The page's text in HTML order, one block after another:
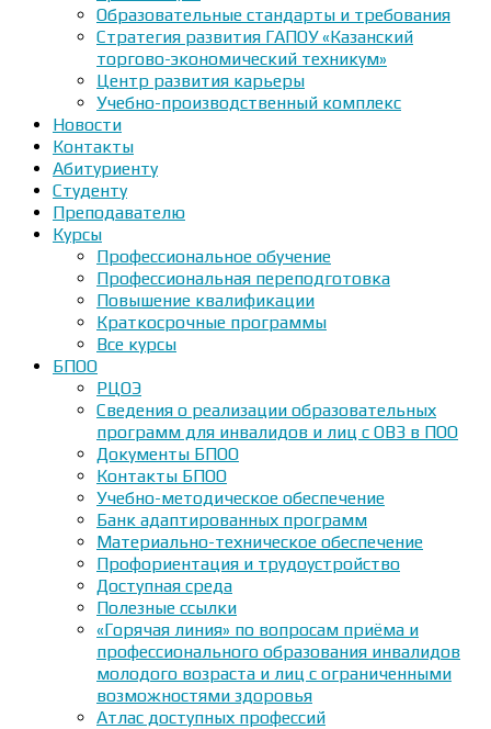
Образовательные стандарты и требования
Стратегия развития ГАПОУ «Казанский
торгово-экономический техникум»
Центр развития карьеры
Учебно-производственный комплекс
Новости
Контакты
Абитуриенту
Студенту
Преподавателю
Курсы
Профессиональное обучение
Профессиональная переподготовка
Повышение квалификации
Краткосрочные программы
Все курсы
БПОО
РЦОЭ
Сведения о реализации образовательных
программ для инвалидов и лиц с ОВЗ в ПОО
Документы БПОО
Контакты БПОО
Учебно-методическое обеспечение
Банк адаптированных программ
Материально-техническое обеспечение
Профориентация и трудоустройство
Доступная среда
Полезные ссылки
«Горячая линия» по вопросам приёма и
профессионального образования инвалидов
молодого возраста и лиц с ограниченными
возможностями здоровья
Атлас доступных профессий